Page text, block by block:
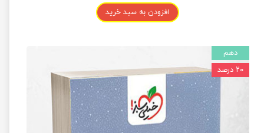
افزودن به سبد خرید
دهم
۲۰ درصد